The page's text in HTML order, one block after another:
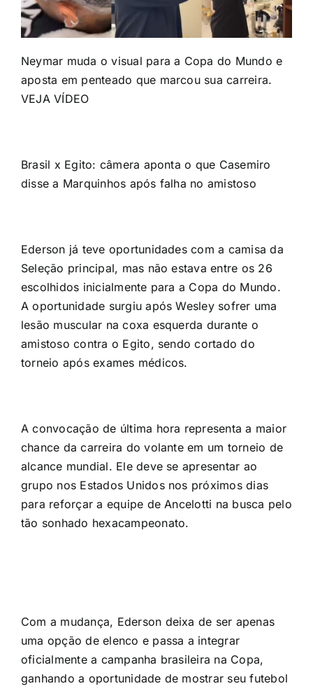
Neymar muda o visual para a Copa do Mundo e
aposta em penteado que marcou sua carreira.
VEJA VÍDEO
Brasil x Egito: câmera aponta o que Casemiro
disse a Marquinhos após falha no amistoso
Ederson já teve oportunidades com a camisa da
Seleção principal, mas não estava entre os 26
escolhidos inicialmente para a Copa do Mundo.
A oportunidade surgiu após Wesley sofrer uma
lesão muscular na coxa esquerda durante o
amistoso contra o Egito, sendo cortado do
torneio após exames médicos.
A convocação de última hora representa a maior
chance da carreira do volante em um torneio de
alcance mundial. Ele deve se apresentar ao
grupo nos Estados Unidos nos próximos dias
para reforçar a equipe de Ancelotti na busca pelo
tão sonhado hexacampeonato.
Com a mudança, Ederson deixa de ser apenas
uma opção de elenco e passa a integrar
oficialmente a campanha brasileira na Copa,
ganhando a oportunidade de mostrar seu futebol